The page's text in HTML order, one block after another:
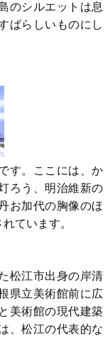
のシルエットは息
ばらしいものにし
す。ここには、か
ろう、明治維新の
お加代の胸像のほ
ています。
松江市出身の岸清
県立美術館前に広
美術館の現代建築
、松江の代表的な